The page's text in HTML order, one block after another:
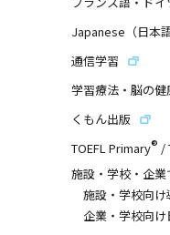
Japanese（日本語
通信学習
学習療法・脳の健
くもん出版
TOEFL Primary® /
施設・学校・企
施設・学校向
企業・学校向け